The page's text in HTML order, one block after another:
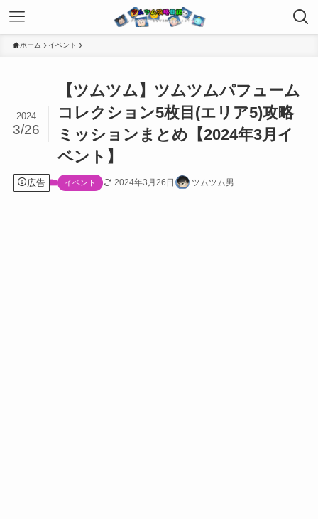
ホーム イベント
【ツムツム】ツムツムパフューム
コレクション5枚目(エリア5)攻略
ミッションまとめ【2024年3月イ
ベント】
2024
3/26
広告 イベント 2024年3月26日 ツムツム男